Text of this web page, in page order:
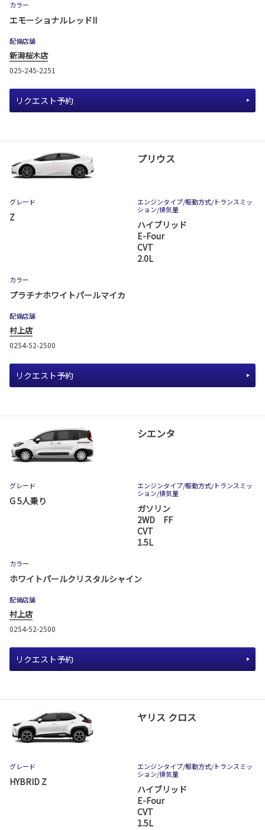
カラー
エモーショナルレッドII
配備店舗
新潟桜木店
025-245-2251
リクエスト予約
プリウス
グレード
Z
エンジンタイプ/駆動方式/トランスミッ
ション/排気量
ハイブリッド
E-Four
CVT
2.0L
カラー
プラチナホワイトパールマイカ
配備店舗
村上店
0254-52-2500
リクエスト予約
シエンタ
グレード
G 5人乗り
エンジンタイプ/駆動方式/トランスミッ
ション/排気量
ガソリン
2WD FF
CVT
1.5L
カラー
ホワイトパールクリスタルシャイン
配備店舗
村上店
0254-52-2500
リクエスト予約
ヤリス クロス
グレード
HYBRID Z
エンジンタイプ/駆動方式/トランスミッ
ション/排気量
ハイブリッド
E-Four
CVT
1.5L